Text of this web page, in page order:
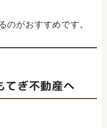
のがおすすめです。
てぎ不動産へ